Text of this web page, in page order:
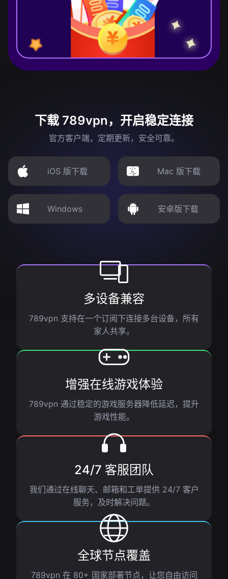
下载 789vpn，开启稳定连接
官方客户端，定期更新，安全可靠。
iOS 版下载 Mac 版下载
Windows 安卓版下载
多设备兼容
789vpn 支持在一个订阅下连接多台设备，所有
家人共享。
增强在线游戏体验
789vpn 通过稳定的游戏服务器降低延迟，提升
游戏性能。
24/7 客服团队
我们通过在线聊天、邮箱和工单提供 24/7 客户
服务，及时解决问题。
全球节点覆盖
789vpn 在 80+ 国家部署节点，让您自由访问